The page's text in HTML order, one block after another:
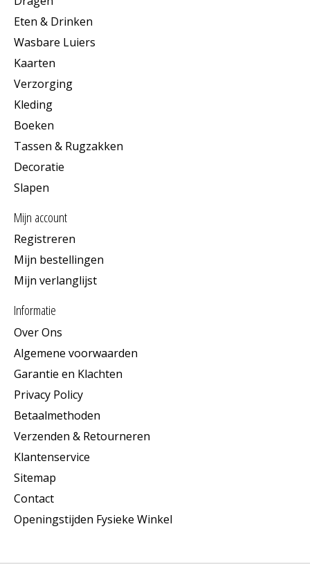
Eten & Drinken
Wasbare Luiers
Kaarten
Verzorging
Kleding
Boeken
Tassen & Rugzakken
Decoratie
Slapen
Mijn account
Registreren
Mijn bestellingen
Mijn verlanglijst
Informatie
Over Ons
Algemene voorwaarden
Garantie en Klachten
Privacy Policy
Betaalmethoden
Verzenden & Retourneren
Klantenservice
Sitemap
Contact
Openingstijden Fysieke Winkel